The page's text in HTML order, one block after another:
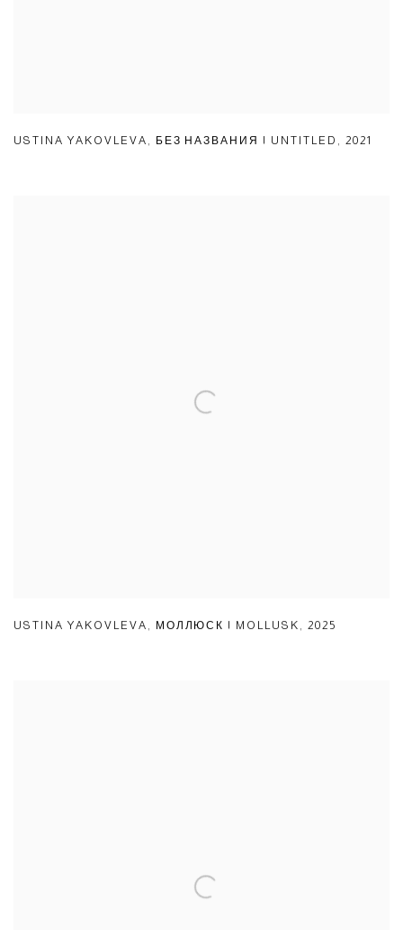
USTINA YAKOVLEVA , БЕЗ НАЗВАНИЯ | UNTITLED , 2021
USTINA YAKOVLEVA , МОЛЛЮСК | MOLLUSK ,2025